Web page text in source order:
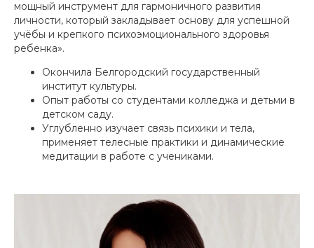
мощный инструмент для гармоничного развития
личности, который закладывает основу для успешной
учёбы и крепкого психоэмоционального здоровья
ребенка».
Окончила Белгородский государственный
институт культуры.
Опыт работы со студентами колледжа и детьми в
детском саду.
Углубленно изучает связь психики и тела,
применяет телесные практики и динамические
медитации в работе с учениками.